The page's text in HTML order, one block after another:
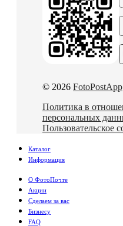
© 2026 FotoPostApp
Политика в
персональных
Пользовательское
Каталог
Информация
О ФотоПочте
Акции
Сделаем за вас
Бизнесу
FAQ